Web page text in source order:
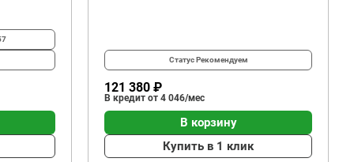
СтатусРекомендуем
121 380 ₽
В кредит от 4 046/мес
В корзину
Купить в 1 клик